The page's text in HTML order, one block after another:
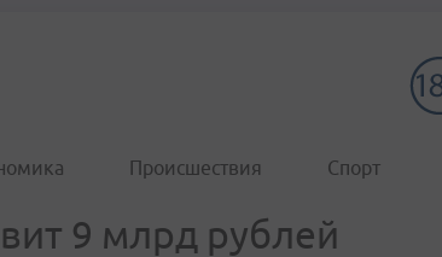
Происшествия Спорт
9 млрд рублей